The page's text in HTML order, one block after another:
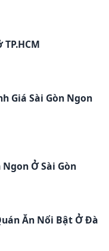
Giá Sài Gòn Ngon
Ở Sài Gòn
Ăn Nổi Bật Ở Đà